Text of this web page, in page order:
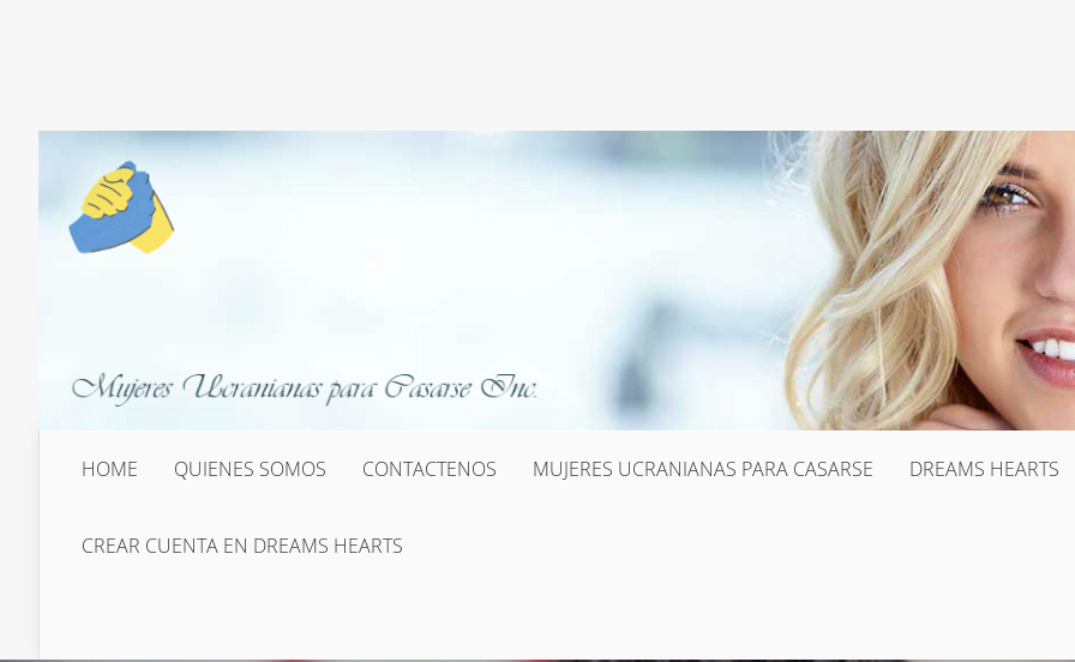
HOME QUIENES SOMOS CONTACTENOS MUJERES UCRANIANAS PARA CASARSE DREAMS HEARTS
CREAR CUENTA EN DREAMS HEARTS